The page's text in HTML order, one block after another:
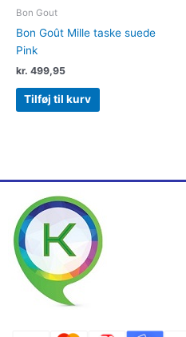
Bon Gout
Bon Goût Mille taske suede
Pink
kr. 499,95
Tilføj til kurv